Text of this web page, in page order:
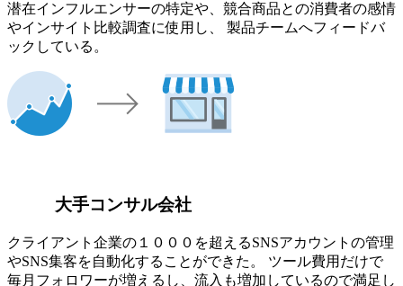
潜在インフルエンサーの特定や、競合商品との消費者の感情
やインサイト比較調査に使用し、 製品チームへフィードバ
ックしている。
大手コンサル会社
クライアント企業の１０００を超えるSNSアカウントの管理
やSNS集客を自動化することができた。 ツール費用だけで
毎月フォロワーが増えるし、流入も増加しているので満足し